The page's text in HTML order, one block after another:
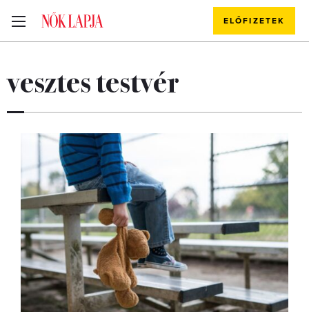
ELŐFIZETEK
vesztes testvér